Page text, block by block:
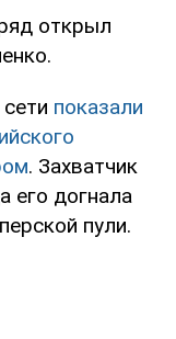
открыл
показали
. Захватчик
его догнала
пули.